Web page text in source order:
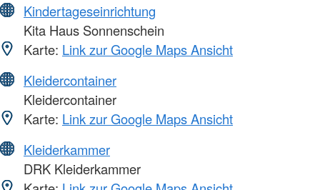
Kindertageseinrichtung
Kita Haus Sonnenschein
Karte: Link zur Google Maps Ansicht
Kleidercontainer
Kleidercontainer
Karte: Link zur Google Maps Ansicht
Kleiderkammer
DRK Kleiderkammer